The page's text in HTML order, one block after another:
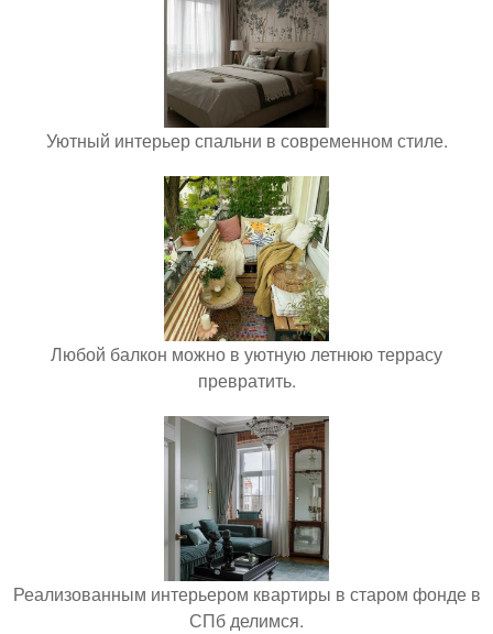
Уютный интерьер спальни в современном стиле.
Любой балкон можно в уютную летнюю террасу
превратить.
Реализованным интерьером квартиры в старом фонде в
СПб делимся.